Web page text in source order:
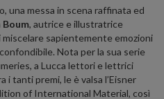
una messa in scena raffinata ed
Boum, autrice e illustratrice
miscelare sapientemente emozioni
Nota per la sua serie
a Lucca lettori e lettrici
i tanti premi, le è valsa l’Eisner
of International Material, così